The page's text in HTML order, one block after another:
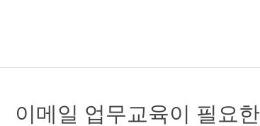
이메일 업무교육이 필요